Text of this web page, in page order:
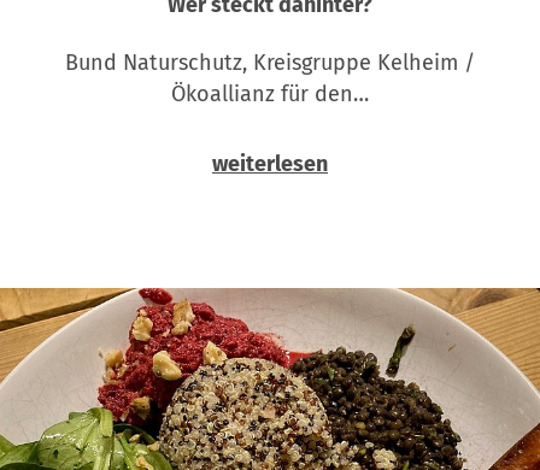
Bund Naturschutz, Kreisgruppe Kelheim /
Ökoallianz für den…
weiterlesen